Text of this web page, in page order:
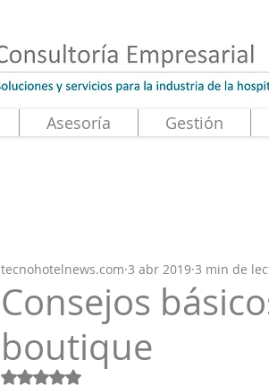
Asesoría Gestión
Consejos
boutique
tecnohotelnews.com 3 abr 2019 3 min de
Obtuvo NaN de 5 estrellas.